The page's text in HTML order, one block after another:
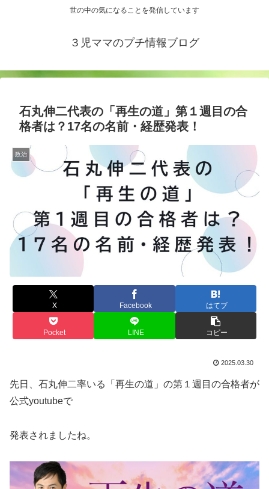
世の中の気になることを発信しています
３児ママのプチ情報ブログ
石丸伸二代表の「再生の道」第１週目の合
格者は？17名の名前・経歴発表！
政治
X Facebook はてブ
Pocket LINE コピー
2025.03.30
先日、石丸伸二率いる「再生の道」の第１週目の合格者が
公式youtubeで
発表されましたね。